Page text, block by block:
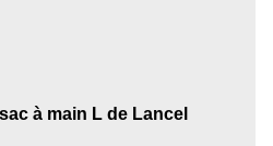
à main L de Lancel